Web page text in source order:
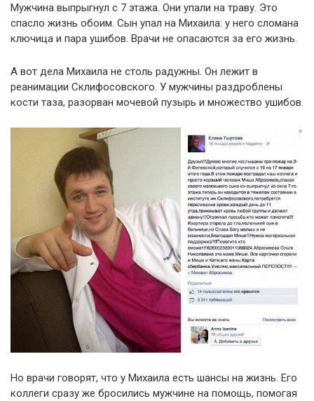
Мужчина выпрыгнул с 7 этажа. Они упали на траву. Это
спасло жизнь обоим. Сын упал на Михаила: у него сломана
ключица и пара ушибов. Врачи не опасаются за его жизнь.
А вот дела Михаила не столь радужны. Он лежит в
реанимации Склифосовского. У мужчины раздроблены
кости таза, разорван мочевой пузырь и множество ушибов.
Но врачи говорят, что у Михаила есть шансы на жизнь. Его
коллеги сразу же бросились мужчине на помощь, помогая